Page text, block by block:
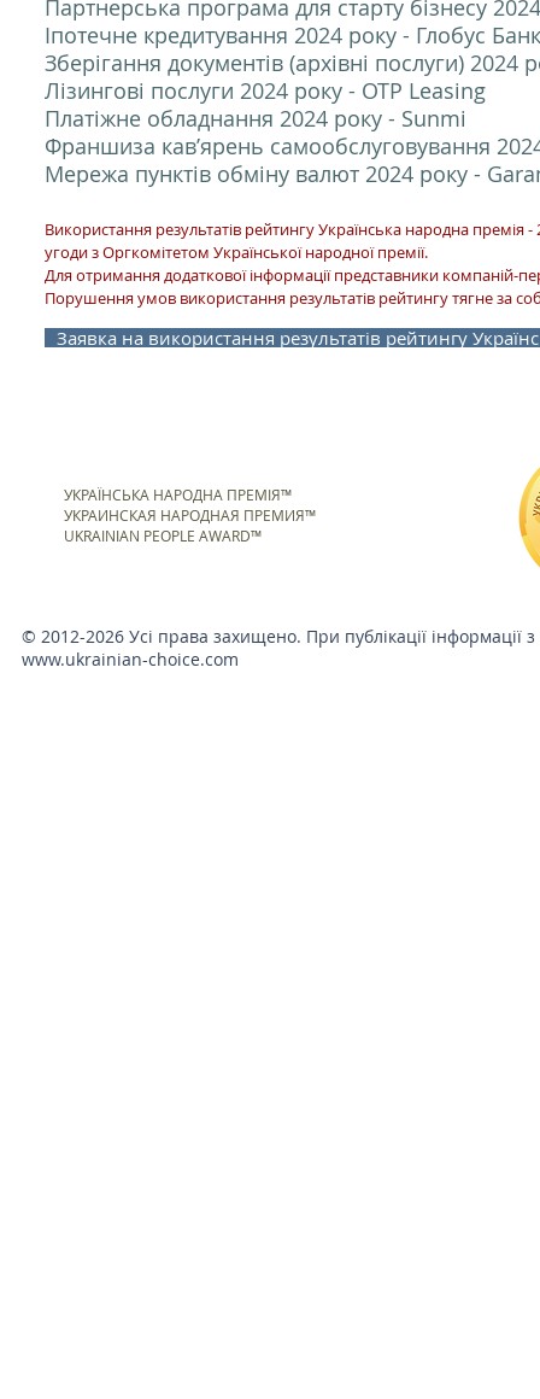
Партнерська програма для старту бізнесу
Іпотечне кредитування 2024 року - Глобус Банк
Зберігання документів (архівні послуги) 2024
Лізингові послуги 2024 року - ОТР Leasing
Платіжне обладнання 2024 року - Sunmi
Франшиза кав’ярень самообслуговування
Мережа пунктів обміну валют 2024 року -
Використання результатів рейтингу Українська народна премія
угоди з Оргкомітетом Української народної премії.
Для отримання додаткової інформації представники
Порушення умов використання результатів рейтингу тягне за
Заявка на використання результатів рейтингу
УКРАЇНСЬКА НАРОДНА ПРЕМІЯ™
УКРАИНСКАЯ НАРОДНАЯ ПРЕМИЯ™
UKRAINIAN PEOPLE AWARD™
© 2012-2026 Усі права захищено. При публікації інформації
www.ukrainian-choice.com